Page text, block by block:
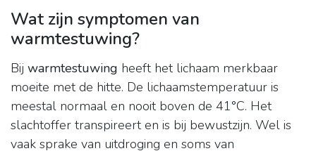
Wat zijn symptomen van
warmtestuwing?
Bij warmtestuwing heeft het lichaam merkbaar
moeite met de hitte. De lichaamstemperatuur is
meestal normaal en nooit boven de 41°C. Het
slachtoffer transpireert en is bij bewustzijn. Wel is
vaak sprake van uitdroging en soms van